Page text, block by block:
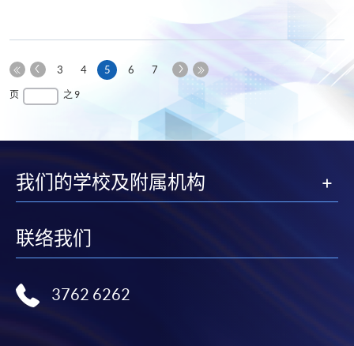
第
一
上
3 4 5本
6 7
下
最
页 之 9
我们的学校及附属机构
联络我们
3762 6262